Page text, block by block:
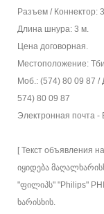
Разъем / Коннектор:
Длина шнура: 3 м.
Цена договорная.
Местоположение:
Моб.: (574) 80 09 87 /
574) 80 09 87
Электронная почта -
[ Текст объявления
იყიდება
"ფილიპს" "Philips"
ხარისხის.